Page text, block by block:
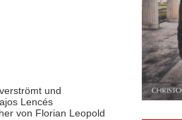
und
Lencés
von Florian Leopold